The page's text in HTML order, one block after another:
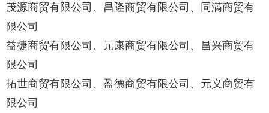
茂源商贸有限公司、昌隆商贸有限公司、同满商贸有
限公司
益捷商贸有限公司、元康商贸有限公司、昌兴商贸有
限公司
拓世商贸有限公司、盈德商贸有限公司、元义商贸有
限公司